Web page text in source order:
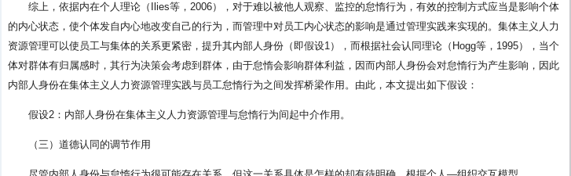
综上，依据内在个人理论（Ilies等，2006），对于难以被他人观察、监控的怠惰行为，有效的控制方式应当是影响个体
的内心状态，使个体发自内心地改变自己的行为，而管理中对员工内心状态的影响是通过管理实践来实现的。集体主义人力
资源管理可以使员工与集体的关系更紧密，提升其内部人身份（即假设1），而根据社会认同理论（Hogg等，1995），当个
体对群体有归属感时，其行为决策会考虑到群体，由于怠惰会影响群体利益，因而内部人身份会对怠惰行为产生影响，因此
内部人身份在集体主义人力资源管理实践与员工怠惰行为之间发挥桥梁作用。由此，本文提出如下假设：
假设2：内部人身份在集体主义人力资源管理与怠惰行为间起中介作用。
（三）道德认同的调节作用